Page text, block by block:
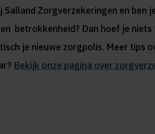
Zorgverzekeringen en ben
betrokkenheid? Dan hoef je niets
je nieuwe zorgpolis. Meer tips
Bekijk onze pagina over